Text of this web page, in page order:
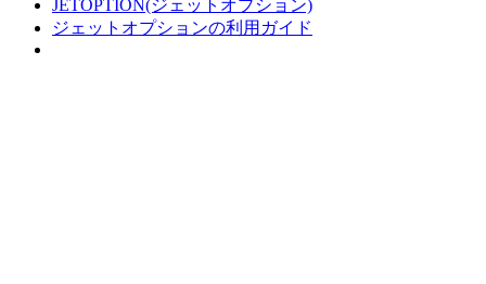
JETOPTION(ジェットオプション)
ジェットオプションの利用ガイド